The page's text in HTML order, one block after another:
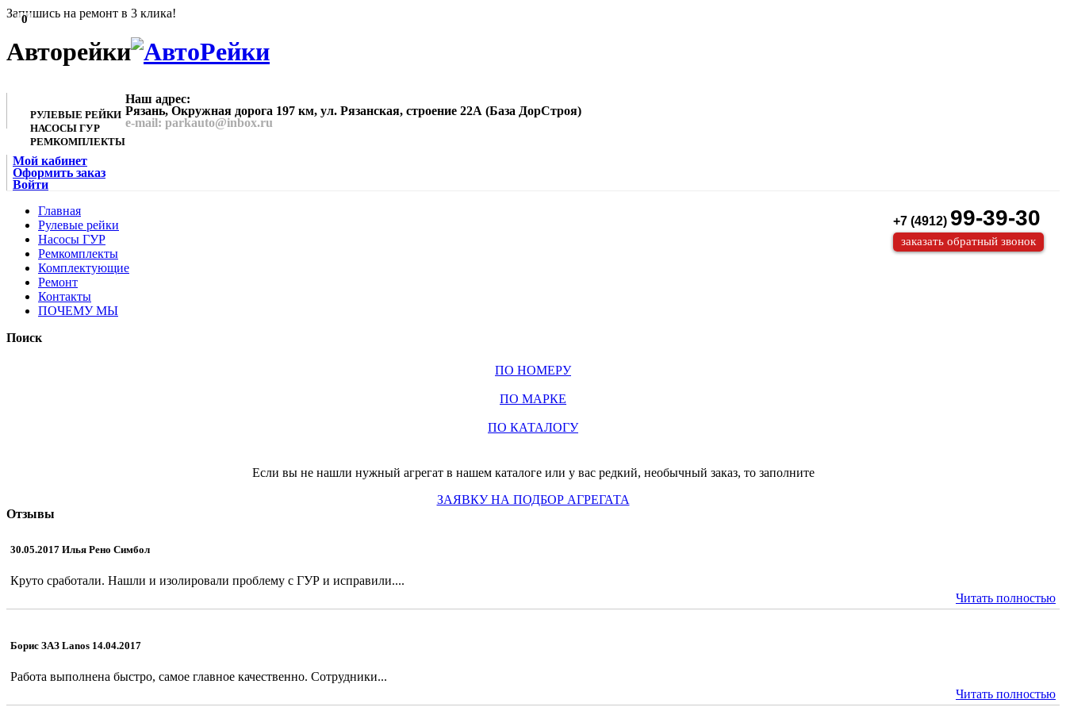
Запишись на ремонт в 3 клика!
Авторейки
РУЛЕВЫЕ РЕЙКИ
НАСОСЫ ГУР
РЕМКОМПЛЕКТЫ
Наш адрес:
Рязань, Окружная дорога 197 км, ул. Рязанская, строение 22А (База ДорСтроя)
e-mail: parkauto@inbox.ru
Мой кабинет
Оформить заказ
Войти
0
+7 (4912) 99-39-30
заказать обратный звонок
Главная
Рулевые рейки
Насосы ГУР
Ремкомплекты
Комплектующие
Ремонт
Контакты
ПОЧЕМУ МЫ
Поиск
ПО НОМЕРУ
ПО МАРКЕ
ПО КАТАЛОГУ
Если вы не нашли нужный агрегат в нашем каталоге или у вас редкий, необычный заказ, то заполните
ЗАЯВКУ НА ПОДБОР АГРЕГАТА
Отзывы
30.05.2017 Илья Рено Симбол
Круто сработали. Нашли и изолировали проблему с ГУР и исправили....
Читать полностью
Борис ЗАЗ Lanos 14.04.2017
Работа выполнена быстро, самое главное качественно. Сотрудники...
Читать полностью